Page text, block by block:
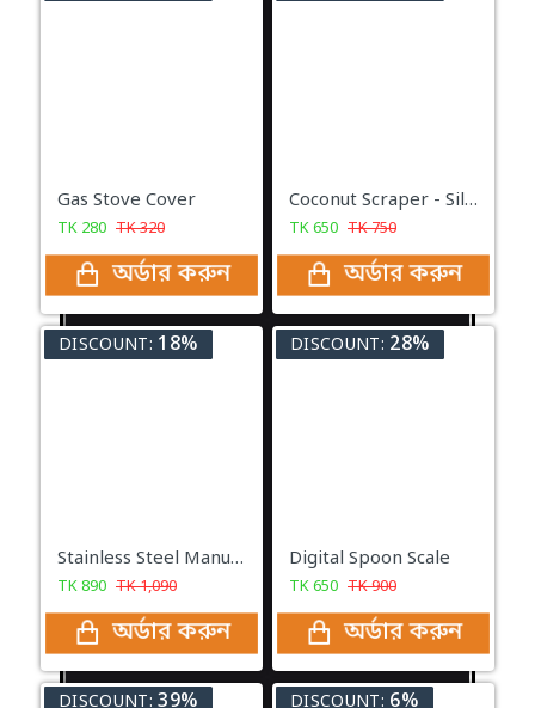
Gas Stove Cover
TK 280 TK320
অর্ডার করুন
Coconut Scraper - Silver
TK650 TK750
অর্ডার করুন
DISCOUNT: 18%
Stainless Steel Manual Hand Press Juicer
TK890 TK1,090
অর্ডার করুন
DISCOUNT: 28%
Digital Spoon Scale
TK650 TK900
অর্ডার করুন
DISCOUNT: 39% DISCOUNT: 6%